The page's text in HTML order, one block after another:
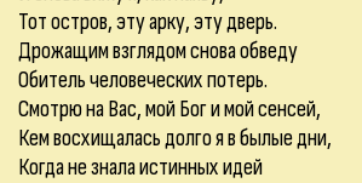
Тот остров, эту арку, эту дверь.
Дрожащим взглядом снова обведу
Обитель человеческих потерь.
Смотрю на Вас, мой Бог и мой сенсей,
Кем восхищалась долго я в былые дни,
Когда не знала истинных идей